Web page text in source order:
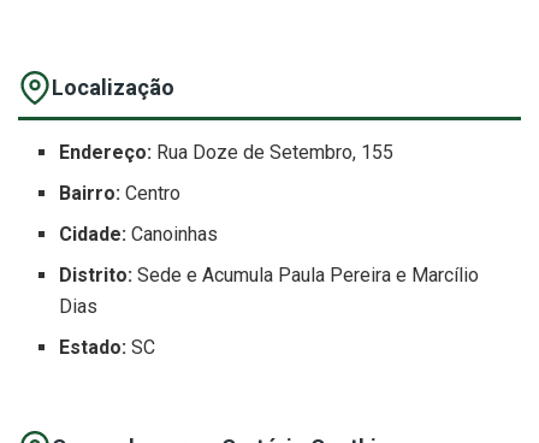
Localização
Endereço: Rua Doze de Setembro, 155
Bairro: Centro
Cidade: Canoinhas
Distrito: Sede e Acumula Paula Pereira e Marcílio
Dias
Estado: SC